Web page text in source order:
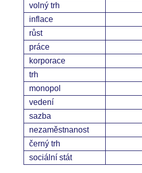
volný trh
inflace
růst
práce
korporace
trh
monopol
vedení
sazba
nezaměstnanost
černý trh
sociální stát